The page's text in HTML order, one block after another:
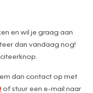
en wil je graag aan
dan vandaag nog!
dan contact op met
of stuur een e-mail naar